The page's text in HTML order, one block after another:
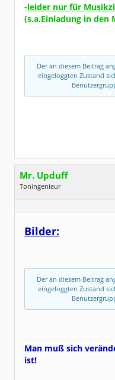
-leider nur für
(s.a.Einladung in den
Der an diesem Beitrag
eingeloggten Zustand
Mr. Upduff
Toningenieur
Alter:
65
Beiträge:
Dabei seit:
Bilder:
Der an diesem Beitrag
eingeloggten Zustand
Man muß sich
ist!